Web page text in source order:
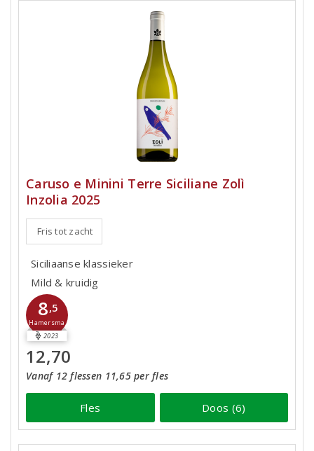
Caruso e Minini Terre Siciliane Zolì
Inzolia 2025
Fris tot zacht
Siciliaanse klassieker
Mild & kruidig
8,5
Hamersma
2023
12,70
Vanaf 12 flessen 11,65 per fles
Fles Doos (6)